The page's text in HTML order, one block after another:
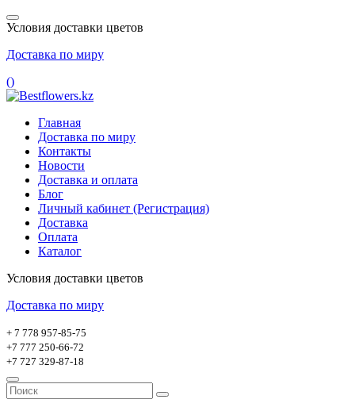
Условия доставки цветов
Доставка по миру
()
Главная
Доставка по миру
Контакты
Новости
Доставка и оплата
Блог
Личный кабинет (Регистрация)
Доставка
Оплата
Каталог
Условия доставки цветов
Доставка по миру
+ 7 778 957-85-75
+7 777 250-66-72
+7 727 329-87-18